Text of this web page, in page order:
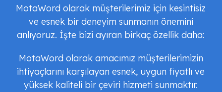
MotaWord olarak müşterilerimiz için kesintisiz
ve esnek bir deneyim sunmanın önemini
anlıyoruz. İşte bizi ayıran birkaç özellik daha:
MotaWord olarak amacımız müşterilerimizin
ihtiyaçlarını karşılayan esnek, uygun fiyatlı ve
yüksek kaliteli bir çeviri hizmeti sunmaktır.